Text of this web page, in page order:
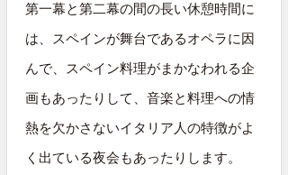
第一幕と第二幕の間の長い休憩時間に
は、スペインが舞台であるオペラに因
んで、スペイン料理がまかなわれる企
画もあったりして、音楽と料理への情
熱を欠かさないイタリア人の特徴がよ
く出ている夜会もあったりします。